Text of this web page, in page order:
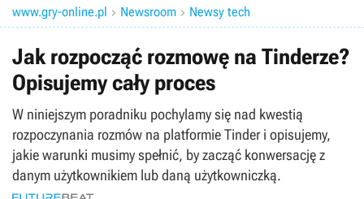
www.gry-online.pl  Newsroom  Newsy tech
Jak rozpocząć rozmowę na Tinderze?
Opisujemy cały proces
W niniejszym poradniku pochylamy się nad kwestią
rozpoczynania rozmów na platformie Tinder i opisujemy,
jakie warunki musimy spełnić, by zacząć konwersację z
danym użytkownikiem lub daną użytkowniczką.